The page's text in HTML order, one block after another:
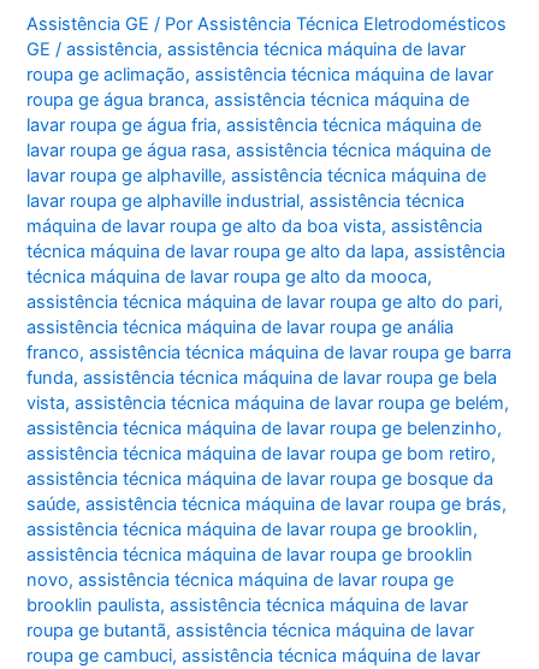
Assistência GE / PorAssistência Técnica Eletrodomésticos
GE/assistência,assistência técnica máquina de lavar
roupa ge aclimação,assistência técnica máquina de lavar
roupa ge água branca,assistência técnica máquina de
lavar roupa ge água fria,assistência técnica máquina de
lavar roupa ge água rasa,assistência técnica máquina de
lavar roupa ge alphaville,assistência técnica máquina de
lavar roupa ge alphaville industrial,assistência técnica
máquina de lavar roupa ge alto da boa vista,assistência
técnica máquina de lavar roupa ge alto da lapa,assistência
técnica máquina de lavar roupa ge alto da mooca,
assistência técnica máquina de lavar roupa ge alto do pari,
assistência técnica máquina de lavar roupa ge anália
franco,assistência técnica máquina de lavar roupa ge barra
funda,assistência técnica máquina de lavar roupa ge bela
vista,assistência técnica máquina de lavar roupa ge belém,
assistência técnica máquina de lavar roupa ge belenzinho,
assistência técnica máquina de lavar roupa ge bom retiro,
assistência técnica máquina de lavar roupa ge bosque da
saúde,assistência técnica máquina de lavar roupa ge brás,
assistência técnica máquina de lavar roupa ge brooklin,
assistência técnica máquina de lavar roupa ge brooklin
novo,assistência técnica máquina de lavar roupa ge
brooklin paulista,assistência técnica máquina de lavar
roupa ge butantã,assistência técnica máquina de lavar
roupa ge cambuci,assistência técnica máquina de lavar